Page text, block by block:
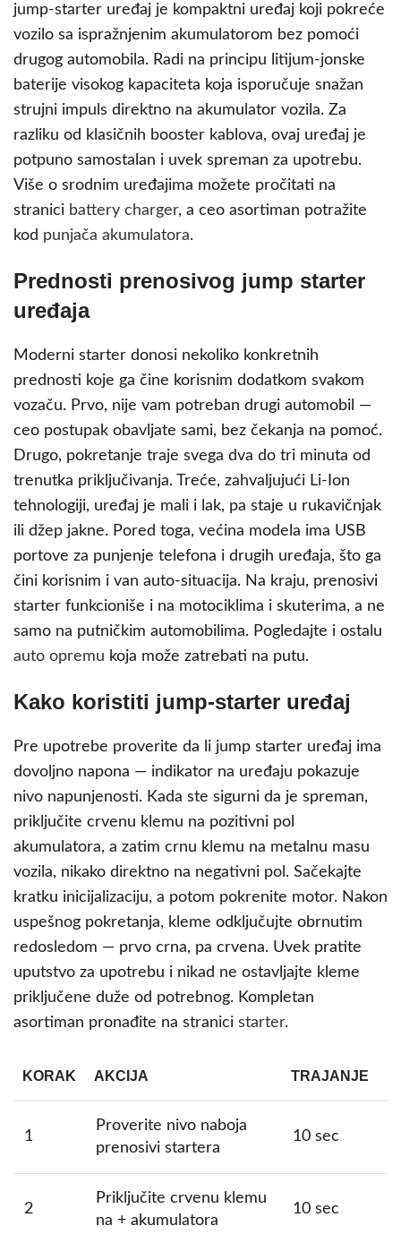
jump-starter uređaj je kompaktni uređaj koji pokreće
vozilo sa ispražnjenim akumulatorom bez pomoći
drugog automobila. Radi na principu litijum-jonske
baterije visokog kapaciteta koja isporučuje snažan
strujni impuls direktno na akumulator vozila. Za
razliku od klasičnih booster kablova, ovaj uređaj je
potpuno samostalan i uvek spreman za upotrebu.
Više o srodnim uređajima možete pročitati na
stranici battery charger, a ceo asortiman potražite
kod punjača akumulatora.
Prednosti prenosivog jump starter
uređaja
Moderni starter donosi nekoliko konkretnih
prednosti koje ga čine korisnim dodatkom svakom
vozaču. Prvo, nije vam potreban drugi automobil —
ceo postupak obavljate sami, bez čekanja na pomoć.
Drugo, pokretanje traje svega dva do tri minuta od
trenutka priključivanja. Treće, zahvaljujući Li-Ion
tehnologiji, uređaj je mali i lak, pa staje u rukavičnjak
ili džep jakne. Pored toga, većina modela ima USB
portove za punjenje telefona i drugih uređaja, što ga
čini korisnim i van auto-situacija. Na kraju, prenosivi
starter funkcioniše i na motociklima i skuterima, a ne
samo na putničkim automobilima. Pogledajte i ostalu
auto opremu koja može zatrebati na putu.
Kako koristiti jump-starter uređaj
Pre upotrebe proverite da li jump starter uređaj ima
dovoljno napona — indikator na uređaju pokazuje
nivo napunjenosti. Kada ste sigurni da je spreman,
priključite crvenu klemu na pozitivni pol
akumulatora, a zatim crnu klemu na metalnu masu
vozila, nikako direktno na negativni pol. Sačekajte
kratku inicijalizaciju, a potom pokrenite motor. Nakon
uspešnog pokretanja, kleme odključujte obrnutim
redosledom — prvo crna, pa crvena. Uvek pratite
uputstvo za upotrebu i nikad ne ostavljajte kleme
priključene duže od potrebnog. Kompletan
asortiman pronađite na stranici starter.
KORAK AKCIJA TRAJANJE
1
Proverite nivo naboja
prenosivi startera
10 sec
2
Priključite crvenu klemu
na + akumulatora
10 sec